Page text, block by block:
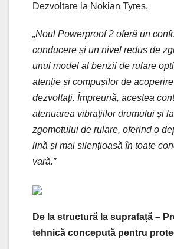
Dezvoltare la Nokian Tyres.
„Noul Powerproof 2 oferă un
conducere și un nivel redus de
unui model al benzii de rulare
atenție și compușilor de
dezvoltați. Împreună, acestea
atenuarea vibrațiilor drumului și
zgomotului de rulare, oferind o
lină și mai silențioasă în toate
vară.”
De la structură la suprafață –
tehnică concepută pentru